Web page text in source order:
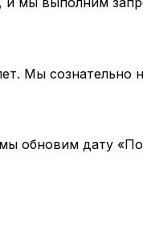
Мы
обновим дату